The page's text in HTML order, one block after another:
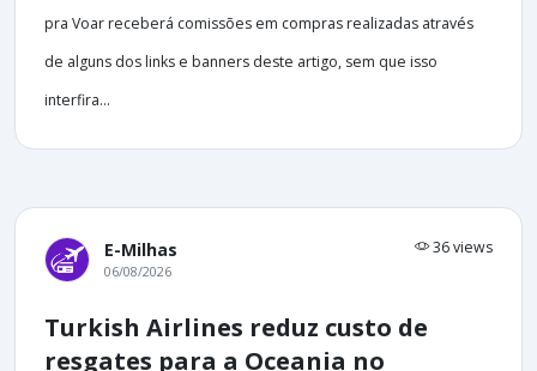
pra Voar receberá comissões em compras realizadas através
de alguns dos links e banners deste artigo, sem que isso
interfira...
E-Milhas 36 views
06/08/2026
Turkish Airlines reduz custo de
resgates para a Oceania no